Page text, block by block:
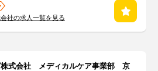
社の求人一覧を見る
株式会社 メディカルケア事業部 京